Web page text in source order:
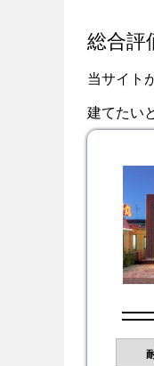
総合評
当サイト
建てたい